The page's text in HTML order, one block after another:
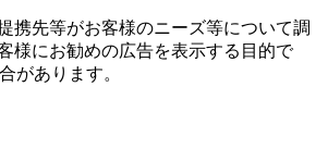
携先等がお客様のニーズ等について調
様にお勧めの広告を表⽰する⽬的で
があります。